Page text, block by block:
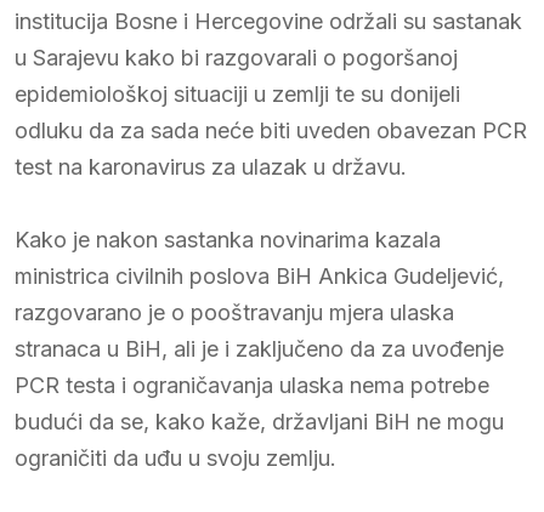
institucija Bosne i Hercegovine održali su sastanak
u Sarajevu kako bi razgovarali o pogoršanoj
epidemiološkoj situaciji u zemlji te su donijeli
odluku da za sada neće biti uveden obavezan PCR
test na karonavirus za ulazak u državu.
Kako je nakon sastanka novinarima kazala
ministrica civilnih poslova BiH Ankica Gudeljević,
razgovarano je o pooštravanju mjera ulaska
stranaca u BiH, ali je i zaključeno da za uvođenje
PCR testa i ograničavanja ulaska nema potrebe
budući da se, kako kaže, državljani BiH ne mogu
ograničiti da uđu u svoju zemlju.